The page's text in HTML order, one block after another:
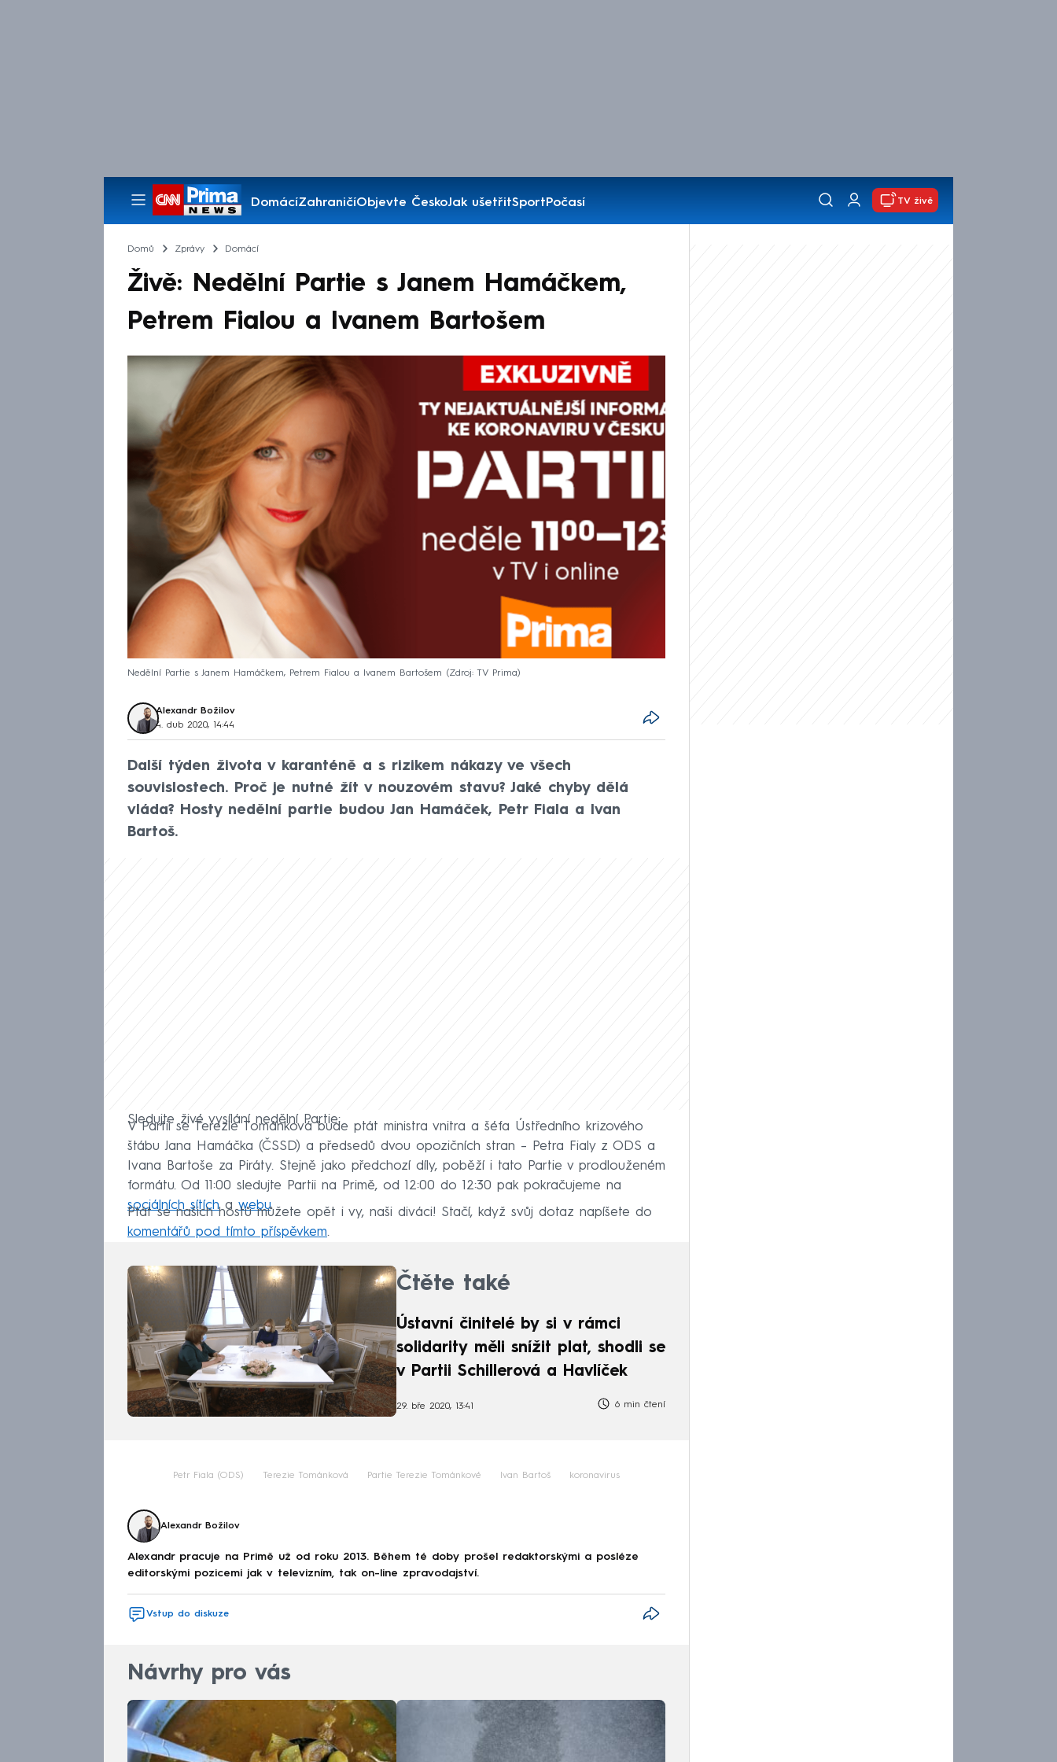
DomácíZahraničíObjevte ČeskoJak ušetřitSportPočasí
Pořady
TV živě
Domů Zprávy Domácí
Živě: Nedělní Partie s Janem Hamáčkem,
Petrem Fialou a Ivanem Bartošem
Nedělní Partie s Janem Hamáčkem, Petrem Fialou a Ivanem Bartošem Zdroj: TV Prima
Alexandr Božilov
4. dub 2020, 14:44
Další týden života v karanténě a s rizikem nákazy ve všech
souvislostech. Proč je nutné žít v nouzovém stavu? Jaké chyby dělá
vláda? Hosty nedělní partie budou Jan Hamáček, Petr Fiala a Ivan
Bartoš.
Sledujte živé vysílání nedělní Partie:
V Partii se Terezie Tománková bude ptát ministra vnitra a šéfa Ústředního krizového
štábu Jana Hamáčka (ČSSD) a předsedů dvou opozičních stran – Petra Fialy z ODS a
Ivana Bartoše za Piráty. Stejně jako předchozí díly, poběží i tato Partie v prodlouženém
formátu. Od 11:00 sledujte Partii na Primě, od 12:00 do 12:30 pak pokračujeme na
sociálních sítícha webu.
Ptát se našich hostů můžete opět i vy, naši diváci! Stačí, když svůj dotaz napíšete do
komentářů pod tímto příspěvkem.
Čtěte také
Ústavní činitelé by si v rámci
solidarity měli snížit plat, shodli se
v Partii Schillerová a Havlíček
29. bře 2020, 13:41 6 min čtení
Petr Fiala (ODS) Terezie Tománková Partie Terezie Tománkové Ivan Bartoš koronavirus
Alexandr Božilov
Alexandr pracuje na Primě už od roku 2013. Během té doby prošel redaktorskými a posléze
editorskými pozicemi jak v televizním, tak on-line zpravodajství.
Vstup do diskuze
Návrhy pro vás